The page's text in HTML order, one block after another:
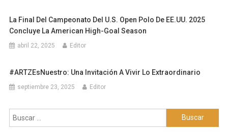
La Final Del Campeonato Del U.S. Open Polo De EE.UU. 2025
Concluye La American High-Goal Season
abril 22, 2025 Editor
#ARTZEsNuestro: Una Invitación A Vivir Lo Extraordinario
septiembre 23, 2025 Editor
Buscar: